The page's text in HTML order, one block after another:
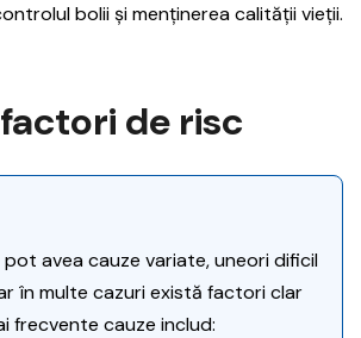
bolii și menținerea calității vieții.
de risc
avea cauze variate, uneori dificil
în multe cazuri există factori clar
frecvente cauze includ: